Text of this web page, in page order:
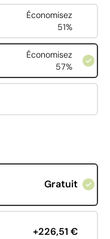
Économisez
51%
Économisez
57%
Gratuit
+226,51 €